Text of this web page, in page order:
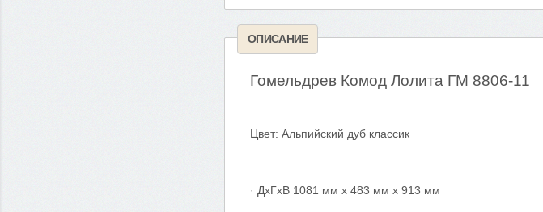
ОПИСАНИЕ
Гомельдрев Комод Лолита ГМ 8806-11
Цвет: Альпийский дуб классик
· ДхГхВ 1081 мм х 483 мм х 913 мм